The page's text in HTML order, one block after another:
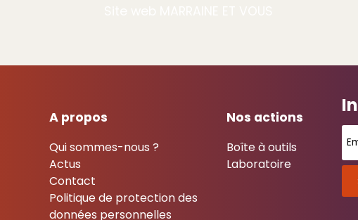
A propos
Qui sommes-nous ?
Actus
Contact
Politique de protection des
données personnelles
Nos actions
Boîte à outils
Laboratoire